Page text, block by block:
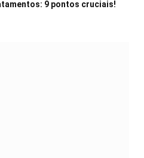
9 pontos cruciais!